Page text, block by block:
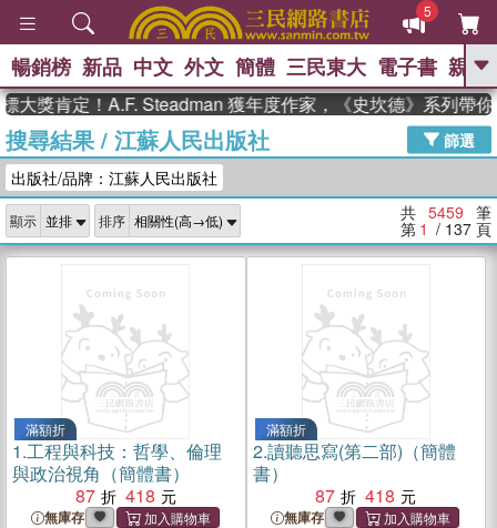
5
GO
熱搜： 東野圭吾 高希均教授回憶錄
、 The Odyssey 、 父親節 、 花開錦
繡
李登輝時代 、 數學女孩：黎曼猜想
、
如果歷史是一
群喵 、 臺灣漫遊錄
暢銷榜 新品 中文 外文 簡體 三民東大 電子書 親子
肯定！A.F. Steadman 獲年度作家，《史坎德》系列帶你踏上
搜尋結果/ 江蘇人民出版社
篩選
出版社/品牌：江蘇人民出版社
顯示 排序 共 5459 筆
第 1 / 137 頁
滿額折
1.工程與科技：哲學、倫理
與政治視角（簡體書）
87
418
無庫存
滿額折
2.讀聽思寫(第二部)（簡體
書）
87
418
無庫存